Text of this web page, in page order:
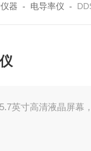
器 - 电导率仪 -
英寸高清液晶屏幕